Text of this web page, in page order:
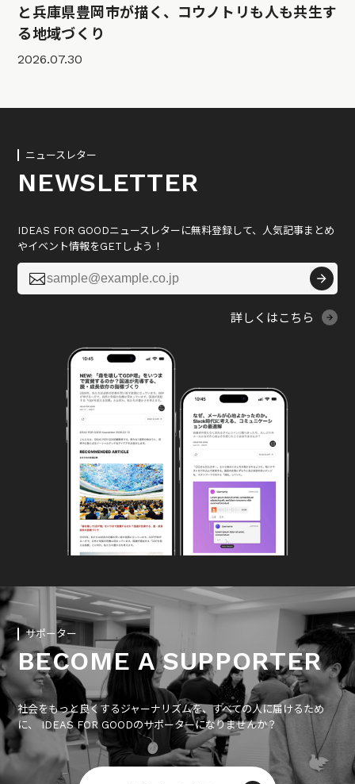
と兵庫県豊岡市が描く、コウノトリも人も共生す
る地域づくり
2026.07.30
ニュースレター
NEWSLETTER
IDEAS FOR GOODニュースレターに無料登録して、人気記事まとめ
やイベント情報をGETしよう！

詳しくはこちら
サポーター
BECOME A SUPPORTER
社会をもっと良くするジャーナリズムを、すべての人に届けるため
に、 IDEAS FOR GOODのサポーターになりませんか？